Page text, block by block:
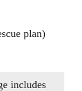
plan)
includes